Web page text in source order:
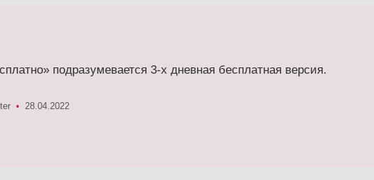
подразумевается 3-х дневная бесплатная версия.
• 28.04.2022